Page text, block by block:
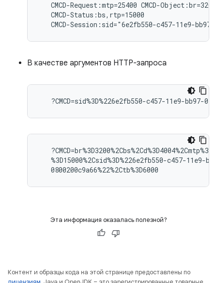
CMCD-Request:mtp=25400 CMCD-
   CMCD-Status:bs,rtp=15000
В качестве аргументов HTTP-запроса
%3D15000%2Csid%3D%226e2fb550-c457-11e9-
Эта информация оказалась полезной?
Контент и образцы кода на этой странице предоставлены по